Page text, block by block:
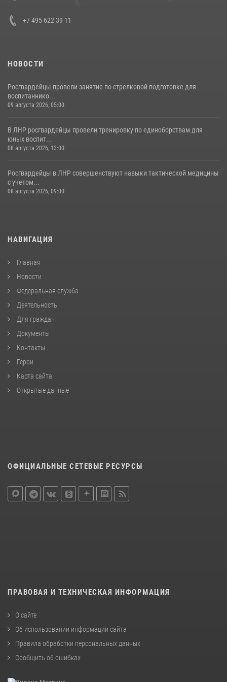
+7 495 622 39 11
НОВОСТИ
Росгвардейцы провели занятие по стрелковой подготовке для
воспитаннико...
09 августа 2026, 05:00
В ЛНР росгвардейцы провели тренировку по единоборствам для
юных воспит...
08 августа 2026, 13:00
Росгвардейцы в ЛНР совершенствуют навыки тактической медицины
с учетом...
08 августа 2026, 09:00
НАВИГАЦИЯ
Главная
Новости
Федеральная служба
Деятельность
Для граждан
Документы
Контакты
Герои
Карта сайта
Открытые данные
ОФИЦИАЛЬНЫЕ СЕТЕВЫЕ РЕСУРСЫ
ПРАВОВАЯ И ТЕХНИЧЕСКАЯ ИНФОРМАЦИЯ
О сайте
Об использовании информации сайта
Правила обработки персональных данных
Сообщить об ошибках